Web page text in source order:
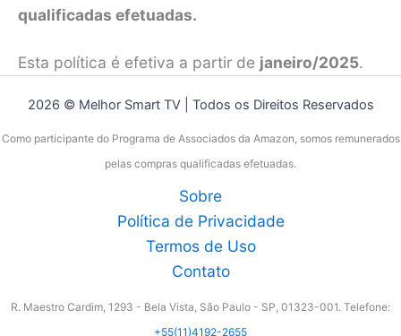
qualificadas efetuadas.
Esta política é efetiva a partir de janeiro/2025.
2026 © Melhor Smart TV | Todos os Direitos Reservados
Como participante do Programa de Associados da Amazon, somos remunerados
pelas compras qualificadas efetuadas.
Sobre
Política de Privacidade
Termos de Uso
Contato
R. Maestro Cardim, 1293 - Bela Vista, São Paulo - SP, 01323-001. Telefone:
+55(11)4192-2655